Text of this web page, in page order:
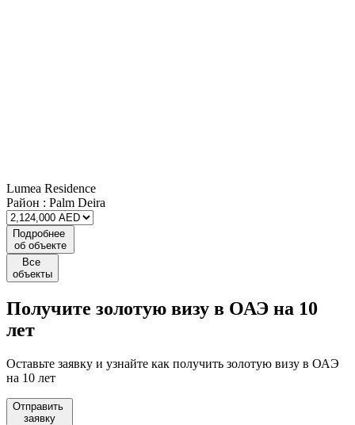
Lumea Residence
Район : Palm Deira
Подробнее
об объекте
Все
объекты
Получите золотую визу в ОАЭ на 10
лет
Оставьте заявку и узнайте как получить золотую визу в ОАЭ
на 10 лет
Отправить
заявку